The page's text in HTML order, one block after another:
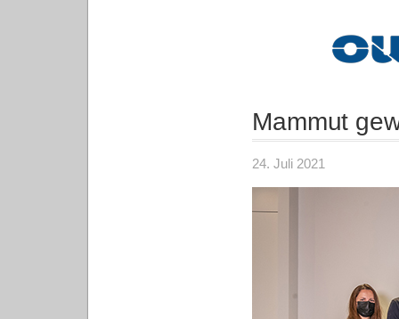
Mammut
24. Juli 2021